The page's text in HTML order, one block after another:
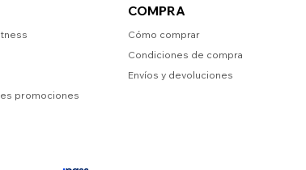
promociones
COMPRA
Cómo comprar
Condiciones de compra
Envíos y devoluciones